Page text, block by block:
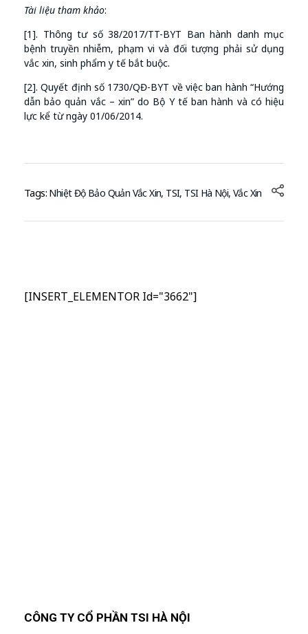
Tài liệu tham khảo:
[1]. Thông tư số 38/2017/TT-BYT Ban hành danh mục
bệnh truyền nhiễm, phạm vi và đối tượng phải sử dụng
vắc xin, sinh phẩm y tế bắt buộc.
[2]. Quyết định số 1730/QĐ-BYT về việc ban hành “Hướng
dẫn bảo quản vắc – xin” do Bộ Y tế ban hành và có hiệu
lực kể từ ngày 01/06/2014.
Tags: Nhiệt Độ Bảo Quản Vắc Xin, TSI, TSI Hà Nội,Vắc Xin
[INSERT_ELEMENTOR Id="3662"]
CÔNG TY CỔ PHẦN TSI HÀ NỘI